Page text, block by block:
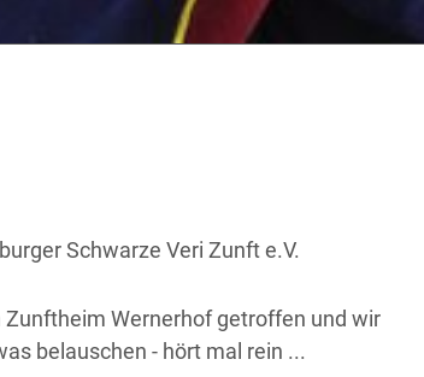
Schwarze Veri Zunft e.V.
Wernerhof getroffen und wir
belauschen - hört mal rein ...